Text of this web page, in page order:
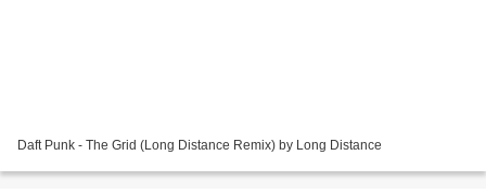
Daft Punk - The Grid (Long Distance Remix) by Long Distance